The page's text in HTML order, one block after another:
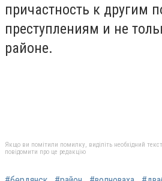
причастность к другим
преступлениям и не
районе.
Якщо ви помітили помилку, виділіть необхідний
повідомити про це редакцію